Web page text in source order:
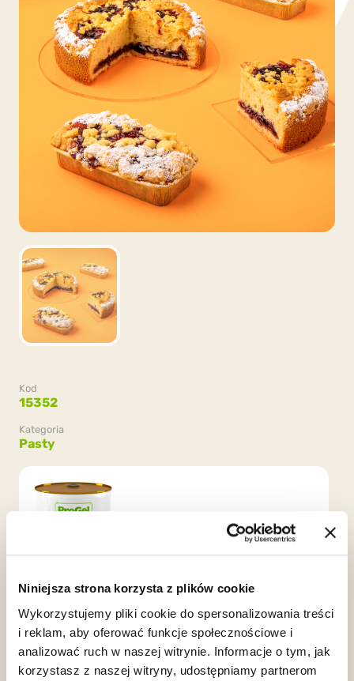
Niniejsza strona korzysta z plików cookie
Wykorzystujemy pliki cookie do spersonalizowania treści
i reklam, aby oferować funkcje społecznościowe i
analizować ruch w naszej witrynie. Informacje o tym, jak
korzystasz z naszej witryny, udostępniamy partnerom
Kod
15352
Kategoria
Pasty
2 puszki x 3kg (6kg)